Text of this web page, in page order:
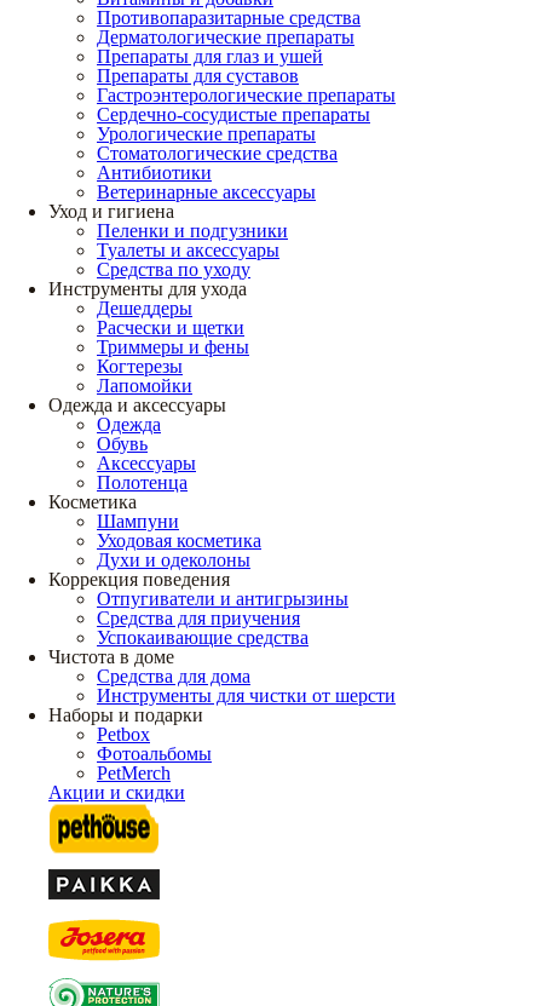
Противопаразитарные средства
Дерматологические препараты
Препараты для глаз и ушей
Препараты для суставов
Гастроэнтерологические препараты
Сердечно-сосудистые препараты
Урологические препараты
Стоматологические средства
Антибиотики
Ветеринарные аксессуары
Уход и гигиена
Пеленки и подгузники
Туалеты и аксессуары
Средства по уходу
Инструменты для ухода
Дешеддеры
Расчески и щетки
Триммеры и фены
Когтерезы
Лапомойки
Одежда и аксессуары
Одежда
Обувь
Аксессуары
Полотенца
Косметика
Шампуни
Уходовая косметика
Духи и одеколоны
Коррекция поведения
Отпугиватели и антигрызины
Средства для приучения
Успокаивающие средства
Чистота в доме
Средства для дома
Инструменты для чистки от шерсти
Наборы и подарки
Petbox
Фотоальбомы
PetMerch
Акции и скидки